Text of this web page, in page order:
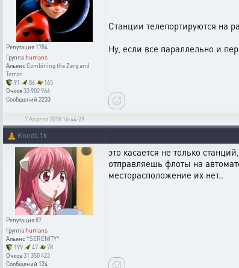
Репутация 1784
Группаhumans
АльянсCombining the Zerg and
Terran
91
86
165
Очков33 902 966
Сообщений 2233
Станции телепортируются на
Ну, если все параллельно и
7 Апреля 2018 16:44:29
🧘 KnedL1k
Репутация87
Группаhumans
Альянс *SERENITY*
199
47
78
Очков31 350 423
Сообщений 124
это касается не только
отправляешь флоты на
месторасположение их нет..